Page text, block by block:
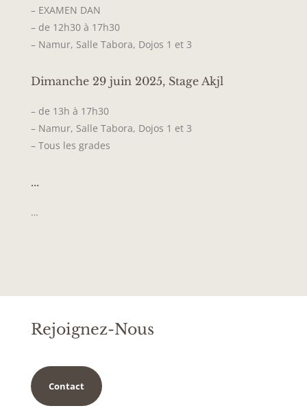
– EXAMEN DAN
– de 12h30 à 17h30
– Namur, Salle Tabora, Dojos 1 et 3
Dimanche 29 juin 2025, Stage Akjl
– de 13h à 17h30
– Namur, Salle Tabora, Dojos 1 et 3
– Tous les grades
...
…
Rejoignez-Nous
Contact